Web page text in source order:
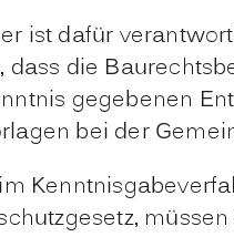
ist dafür
die
gegebenen
bei der